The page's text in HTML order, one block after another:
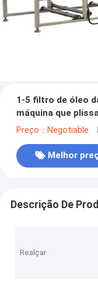
1-5 filtro de óleo
máquina que
Preço：Negotiable
Melhor
Descrição De
Realçar